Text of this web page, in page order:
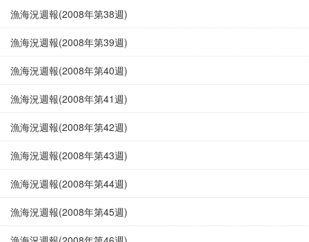
漁海況週報(2008年第38週)
漁海況週報(2008年第39週)
漁海況週報(2008年第40週)
漁海況週報(2008年第41週)
漁海況週報(2008年第42週)
漁海況週報(2008年第43週)
漁海況週報(2008年第44週)
漁海況週報(2008年第45週)